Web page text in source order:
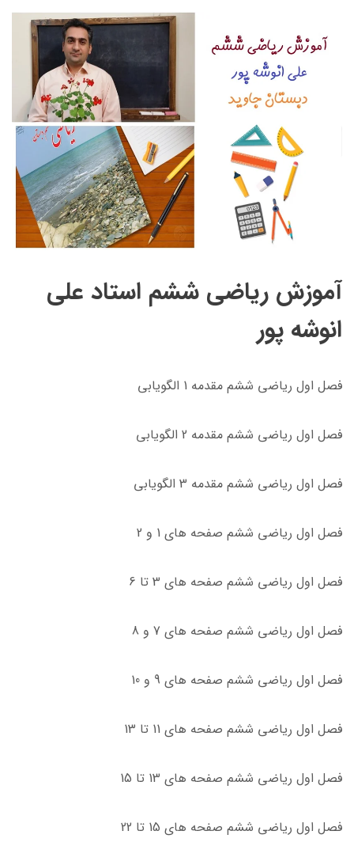
آموزش ریاضی ششم استاد علی
انوشه پور
فصل اول ریاضی ششم مقدمه 1 الگویابی
فصل اول ریاضی ششم مقدمه 2 الگویابی
فصل اول ریاضی ششم مقدمه 3 الگویابی
فصل اول ریاضی ششم صفحه های 1 و 2
فصل اول ریاضی ششم صفحه های 3 تا 6
فصل اول ریاضی ششم صفحه های 7 و 8
فصل اول ریاضی ششم صفحه های 9 و 10
فصل اول ریاضی ششم صفحه های 11 تا 13
فصل اول ریاضی ششم صفحه های 13 تا 15
فصل اول ریاضی ششم صفحه های 15 تا 22